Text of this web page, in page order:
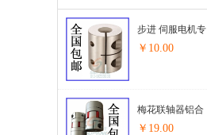
步进 伺服电机专
用联轴器...
￥10.00
梅花联轴器铝合
金连接器步...
￥19.00